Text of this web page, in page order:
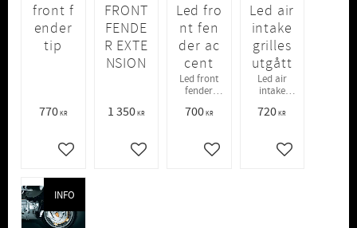
front f
ender
tip
770KR
Lägg till i favoriter
FRONT
FENDE
R EXTE
NSION
1 350KR
Lägg till i favoriter
Led fro
nt fen
der ac
cent
Led front
fender
700KR
Lägg till i favoriter
Led air
intake
grilles
utgått
Led air
intake
720KR
Lägg till i
INFO